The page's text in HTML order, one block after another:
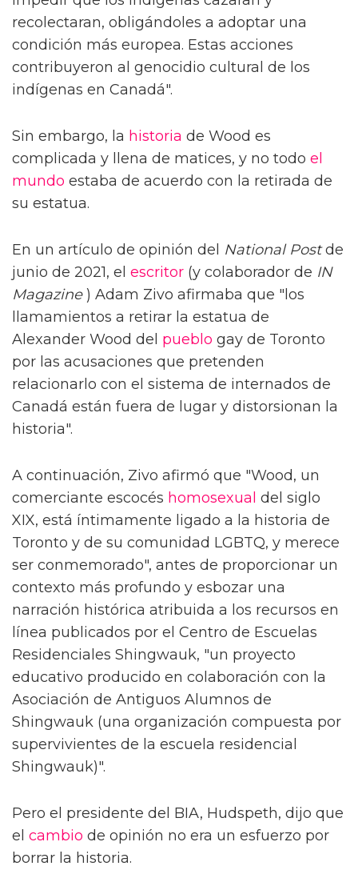
recolectaran, obligándoles a adoptar una
condición más europea. Estas acciones
contribuyeron al genocidio cultural de los
indígenas en Canadá".
Sin embargo, la historia de Wood es
complicada y llena de matices, y no todo el
mundo estaba de acuerdo con la retirada de
su estatua.
En un artículo de opinión del National Postde
junio de 2021, el escritor (y colaborador de IN
Magazine) Adam Zivo afirmaba que "los
llamamientos a retirar la estatua de
Alexander Wood del pueblo gay de Toronto
por las acusaciones que pretenden
relacionarlo con el sistema de internados de
Canadá están fuera de lugar y distorsionan la
historia".
A continuación, Zivo afirmó que "Wood, un
comerciante escocés homosexual del siglo
XIX, está íntimamente ligado a la historia de
Toronto y de su comunidad LGBTQ, y merece
ser conmemorado", antes de proporcionar un
contexto más profundo y esbozar una
narración histórica atribuida a los recursos en
línea publicados por el Centro de Escuelas
Residenciales Shingwauk, "un proyecto
educativo producido en colaboración con la
Asociación de Antiguos Alumnos de
Shingwauk (una organización compuesta por
supervivientes de la escuela residencial
Shingwauk)".
Pero el presidente del BIA, Hudspeth, dijo que
el cambio de opinión no era un esfuerzo por
borrar la historia.